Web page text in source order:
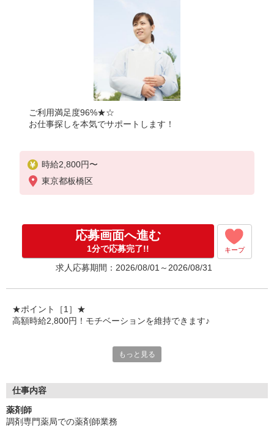
ご利用満足度96%★☆
お仕事探しを本気でサポートします！
時給2,800円〜
東京都板橋区
応募画面へ進む
1分で応募完了!! キープ
求人応募期間：2026/08/01～2026/08/31
★ポイント［1］★
高額時給2,800円！モチベーションを維持できます♪
三田線「板橋区役所前駅」より徒歩1分◎
木・日・祝休み☆プライベートも充実です！
もっと見る
仕事内容
薬剤師
調剤専門薬局での薬剤師業務